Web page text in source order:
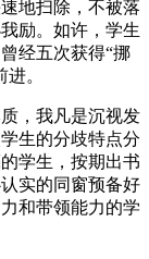
地扫除，不被落
励。如许，学生
经五次获得“挪
。
，我凡是沉视发
生的分歧特点分
学生，按期出书
实的同窗预备好
和带领能力的学